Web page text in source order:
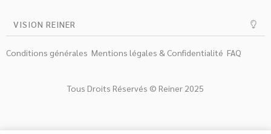
VISION REINER
Conditions générales Mentions légales & Confidentialité FAQ
Tous Droits Réservés © Reiner 2025